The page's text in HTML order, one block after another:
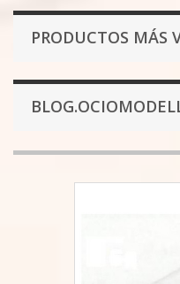
PRODUCTOS MÁS